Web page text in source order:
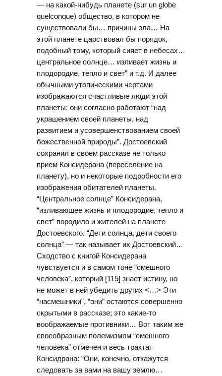
— на какой-нибудь планете (sur un globe
quelconque) общество, в котором не
существовали бы… причины зла… На
этой планете царствовал бы порядок,
подобный тому, который сияет в небесах…
центральное солнце… изливает жизнь и
плодородие, тепло и свет” и т.д. И далее
обычными утопическими чертами
изображаются счастливые люди этой
планеты: они согласно работают “над
украшением своей планеты, над
развитием и усовершенствованием своей
божественной природы”. Достоевский
сохранил в своем рассказе не только
прием Консидерана (переселение на
планету), но и некоторые подробности его
изображения обитателей планеты.
“Центральное солнце” Консидерана,
“изливающее жизнь и плодородие, тепло и
свет” породило и жителей на планете
Достоевского. “Дети солнца, дети своего
солнца” — так называет их Достоевский…
Сходство с книгой Консидерана
чувствуется и в самом тоне “смешного
человека”, который [115] знает истину, но
не может в ней убедить других <…> Эти
“насмешники”, “они” остаются совершенно
скрытыми в рассказе; это какие-то
воображаемые противники… Вот таким же
своеобразным полемизмом “смешного
человека” отмечен и весь трактат
Консидрана: “Они, конечно, откажутся
следовать за вами на вашу землю…